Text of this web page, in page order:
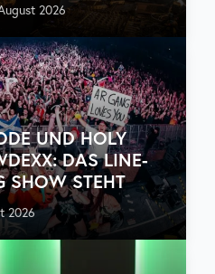
2026
UND HOLY
DAS LINE-
SHOW STEHT
2026